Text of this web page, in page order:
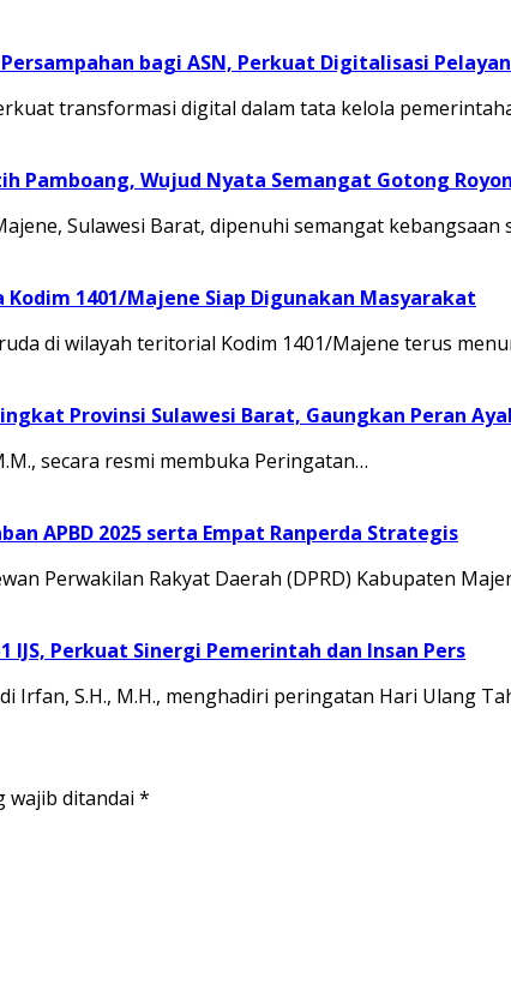
bagi ASN, Perkuat Digitalisasi
transformasi digital dalam tata kelola
Pamboang, Wujud Nyata Semangat Gotong
Sulawesi Barat, dipenuhi semangat
1401/Majene Siap Digunakan Masyarakat
di wilayah teritorial Kodim 1401/Majene terus
Provinsi Sulawesi Barat, Gaungkan Peran
secara resmi membuka Peringatan…
APBD 2025 serta Empat Ranperda Strategis
Perwakilan Rakyat Daerah (DPRD) Kabupaten
Perkuat Sinergi Pemerintah dan Insan Pers
Irfan, S.H., M.H., menghadiri peringatan Hari Ulang
wajib ditandai *